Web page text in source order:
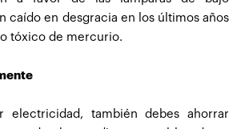
caído en desgracia en los últimos años
tóxico de mercurio.
electricidad, también debes ahorrar